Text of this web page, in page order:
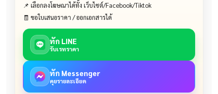
📌 เลือกลงโฆษณาได้ทั้ง เว็บไซต์/Facebook/Tiktok
🧾 ขอใบเสนอราคา / ออกเอกสารได้
ทัก LINE
รับเรทราคา
ทัก Messenger
คุยรายละเอียด